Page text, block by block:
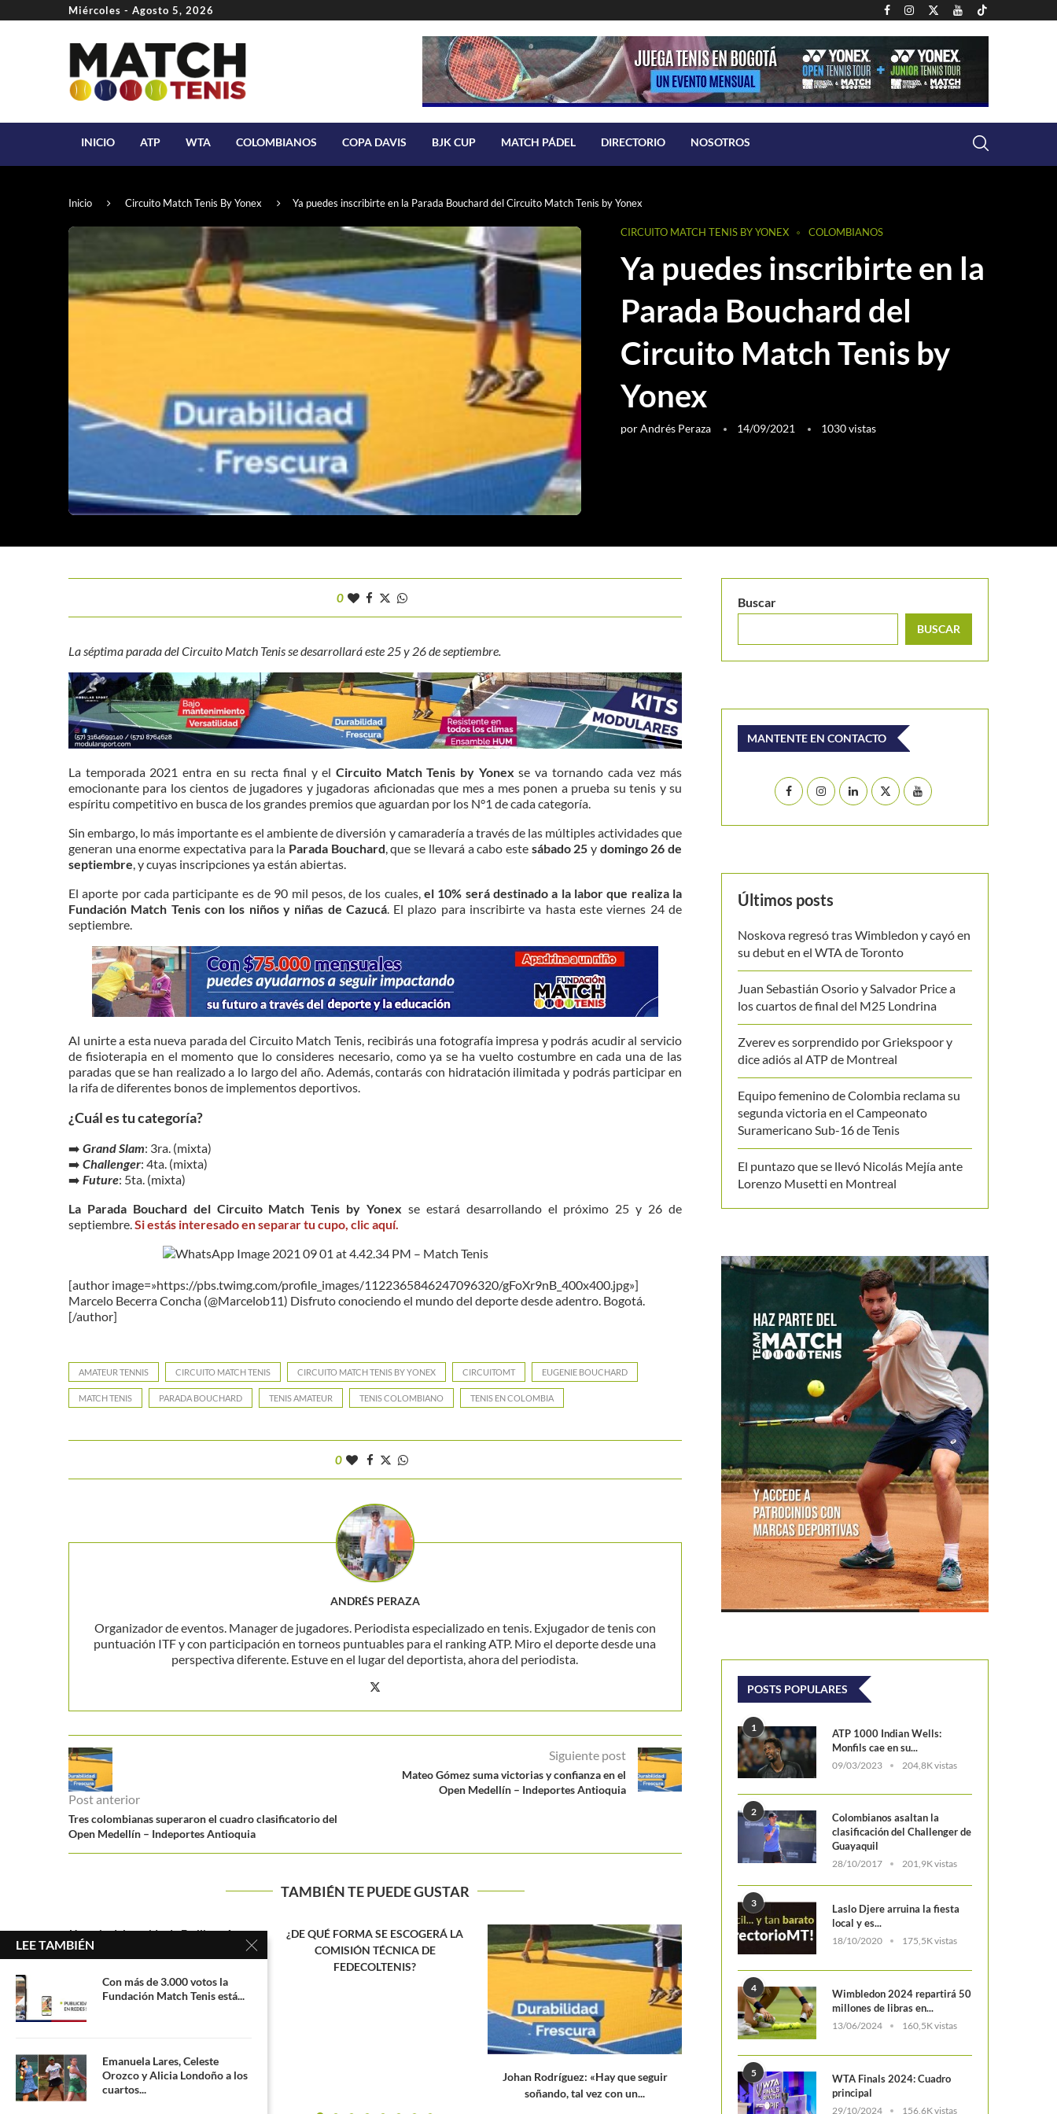
Miércoles - Agosto 5, 2026
INICIO ATP WTA COLOMBIANOS COPA DAVIS BJK CUP MATCH PÁDEL DIRECTORIO NOSOTROS
Inicio Circuito Match Tenis By Yonex Ya puedes inscribirte en la Parada Bouchard del Circuito Match Tenis by Yonex
CIRCUITO MATCH TENIS BY YONEX COLOMBIANOS
Ya puedes inscribirte en la
Parada Bouchard del
Circuito Match Tenis by
Yonex
porAndrés Peraza 14/09/2021 1030vistas
0
La séptima parada del Circuito Match Tenis se desarrollará este 25 y 26 de septiembre.
La temporada 2021 entra en su recta final y el Circuito Match Tenis by Yonex se va tornando cada vez más
emocionante para los cientos de jugadores y jugadoras aficionadas que mes a mes ponen a prueba su tenis y su
espíritu competitivo en busca de los grandes premios que aguardan por los N°1 de cada categoría.
Sin embargo, lo más importante es el ambiente de diversión y camaradería a través de las múltiples actividades que
generan una enorme expectativa para la Parada Bouchard, que se llevará a cabo este sábado 25 ydomingo 26 de
septiembre, y cuyas inscripciones ya están abiertas.
El aporte por cada participante es de 90 mil pesos, de los cuales,el 10% será destinado a la labor que realiza la
Fundación Match Tenis con los niños y niñas de Cazucá. El plazo para inscribirte va hasta este viernes 24 de
septiembre.
Al unirte a esta nueva parada del Circuito Match Tenis, recibirás una fotografía impresa y podrás acudir al servicio
de fisioterapia en el momento que lo consideres necesario, como ya se ha vuelto costumbre en cada una de las
paradas que se han realizado a lo largo del año. Además, contarás con hidratación ilimitada y podrás participar en
la rifa de diferentes bonos de implementos deportivos.
¿Cuál es tu categoría?
➡️ Grand Slam: 3ra. (mixta)
➡️ Challenger: 4ta. (mixta)
➡️ Future: 5ta. (mixta)
La Parada Bouchard del Circuito Match Tenis byYonex se estará desarrollando el próximo 25 y 26 de
septiembre.Si estás interesado en separar tu cupo, clic aquí.
[author image=»https://pbs.twimg.com/profile_images/1122365846247096320/gFoXr9nB_400x400.jpg»]
Marcelo Becerra Concha (@Marcelob11) Disfruto conociendo el mundo del deporte desde adentro. Bogotá.
[/author]
AMATEUR TENNIS CIRCUITO MATCH TENIS CIRCUITO MATCH TENIS BY YONEX CIRCUITOMT EUGENIE BOUCHARD
MATCH TENIS PARADA BOUCHARD TENIS AMATEUR TENIS COLOMBIANO TENIS EN COLOMBIA
0
ANDRÉS PERAZA
Organizador de eventos. Manager de jugadores. Periodista especializado en tenis. Exjugador de tenis con
puntuación ITF y con participación en torneos puntuables para el ranking ATP. Miro el deporte desde una
perspectiva diferente. Estuve en el lugar del deportista, ahora del periodista.
Post anterior
Tres colombianas superaron el cuadro clasificatorio del
Open Medellín – Indeportes Antioquia
Siguiente post
Mateo Gómez suma victorias y confianza en el
Open Medellín – Indeportes Antioquia
TAMBIÉN TE PUEDE GUSTAR
Arango
¿DE QUÉ FORMA SE ESCOGERÁ LA
Amazon Prime anuncia el lanzamiento
de su nueva serie: Rafa...
María Camila Osorio le dice adiós en su
estreno al...
Buscar
BUSCAR
MANTENTE EN CONTACTO
Últimos posts
Noskova regresó tras Wimbledon y cayó en
su debut en el WTA de Toronto
Juan Sebastián Osorio y Salvador Price a
los cuartos de final del M25 Londrina
Zverev es sorprendido por Griekspoor y
dice adiós al ATP de Montreal
Equipo femenino de Colombia reclama su
segunda victoria en el Campeonato
Suramericano Sub-16 de Tenis
El puntazo que se llevó Nicolás Mejía ante
Lorenzo Musetti en Montreal
POSTS POPULARES
1
ATP 1000 Indian Wells:
Monfils cae en su...
09/03/2023 204,8K vistas
2
Colombianos asaltan la
clasificación del Challenger de
Guayaquil
28/10/2017 201,9K vistas
3
Laslo Djere arruina la fiesta
local y es...
18/10/2020 175,5K vistas
4
Wimbledon 2024 repartirá 50
millones de libras en...
13/06/2024 160,5K vistas
5
WTA Finals 2024: Cuadro
principal
29/10/2024 156,6K vistas
LEE TAMBIÉN
Con más de 3.000 votos la
Fundación Match Tenis está...
Emanuela Lares, Celeste
Orozco y Alicia Londoño a los
cuartos...